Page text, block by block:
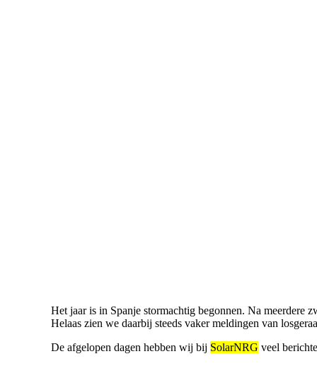
Het jaar is in Spanje stormachtig begonnen. Na meerdere
Helaas zien we daarbij steeds vaker meldingen van
De afgelopen dagen hebben wij bij SolarNRG veel